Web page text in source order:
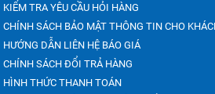
KIỂM TRA YÊU CẦU HỎI HÀNG
CHÍNH SÁCH BẢO MẬT THÔNG TIN CHO
HƯỚNG DẪN LIÊN HỆ BÁO GIÁ
CHÍNH SÁCH ĐỔI TRẢ HÀNG
HÌNH THỨC THANH TOÁN